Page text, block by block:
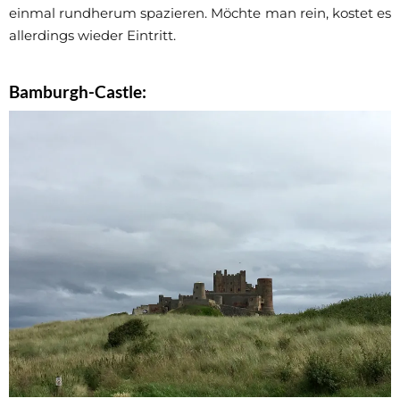
einmal rundherum spazieren. Möchte man rein, kostet es
allerdings wieder Eintritt.
Bamburgh-Castle: